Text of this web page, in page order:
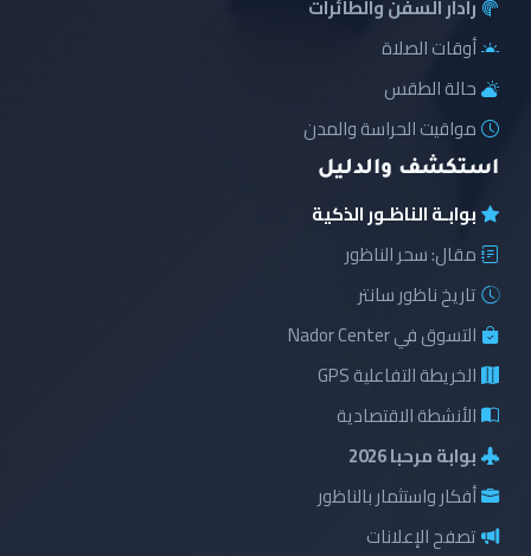
رادار السفن والطائرات
أوقات الصلاة
حالة الطقس
مواقيت الحراسة والمدن
استكشف والدليل
بوابـة الناظـور الذكية
مقال: سحر الناظور
تاريخ ناظور سانتر
التسوق في Nador Center
الخريطة التفاعلية GPS
الأنشطة الاقتصادية
بوابة مرحبا 2026
أفكار واستثمار بالناظور
تصفح الإعلانات